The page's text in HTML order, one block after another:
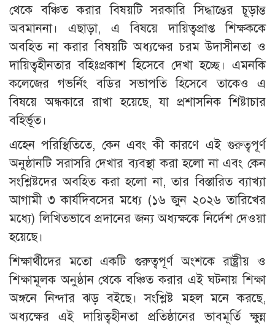
থেকে বঞ্চিত করার বিষয়টি সরকারি সিদ্ধান্তের চূড়ান্ত
অবমাননা। এছাড়া, এ বিষয়ে দায়িত্বপ্রাপ্ত শিক্ষককে
অবহিত না করার বিষয়টি অধ্যক্ষের চরম উদাসীনতা ও
দায়িত্বহীনতার বহিঃপ্রকাশ হিসেবে দেখা হচ্ছে। এমনকি
কলেজের গভর্নিং বডির সভাপতি হিসেবে তাকেও এ
বিষয়ে অন্ধকারে রাখা হয়েছে, যা প্রশাসনিক শিষ্টাচার
বহির্ভূত।
​এহেন পরিস্থিতিতে, কেন এবং কী কারণে এই গুরুত্বপূর্ণ
অনুষ্ঠানটি সরাসরি দেখার ব্যবস্থা করা হলো না এবং কেন
সংশ্লিষ্টদের অবহিত করা হলো না, তার বিস্তারিত ব্যাখ্যা
আগামী ৩ কার্যদিবসের মধ্যে (১৬ জুন ২০২৬ তারিখের
মধ্যে) লিখিতভাবে প্রদানের জন্য অধ্যক্ষকে নির্দেশ দেওয়া
হয়েছে।
​শিক্ষার্থীদের মতো একটি গুরুত্বপূর্ণ অংশকে রাষ্ট্রীয় ও
শিক্ষামূলক অনুষ্ঠান থেকে বঞ্চিত করার এই ঘটনায় শিক্ষা
অঙ্গনে নিন্দার ঝড় বইছে। সংশ্লিষ্ট মহল মনে করছে,
অধ্যক্ষের এই দায়িত্বহীনতা প্রতিষ্ঠানের ভাবমূর্তি ক্ষুন্ন